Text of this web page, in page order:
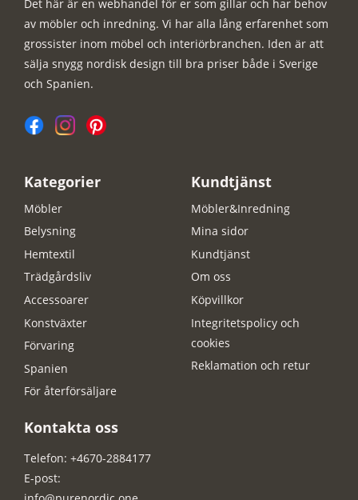
Det här är en webhandel för er som gillar och har behov
av möbler och inredning. Vi har alla lång erfarenhet som
grossister inom möbel och interiörbranchen. Iden är att
sälja snygg nordisk design till bra priser både i Sverige
och Spanien.
Kategorier
Möbler
Belysning
Hemtextil
Trädgårdsliv
Accessoarer
Konstväxter
Förvaring
Spanien
För återförsäljare
Kundtjänst
Möbler&Inredning
Mina sidor
Kundtjänst
Om oss
Köpvillkor
Integritetspolicy och
cookies
Reklamation och retur
Kontakta oss
Telefon: +4670-2884177
E-post: